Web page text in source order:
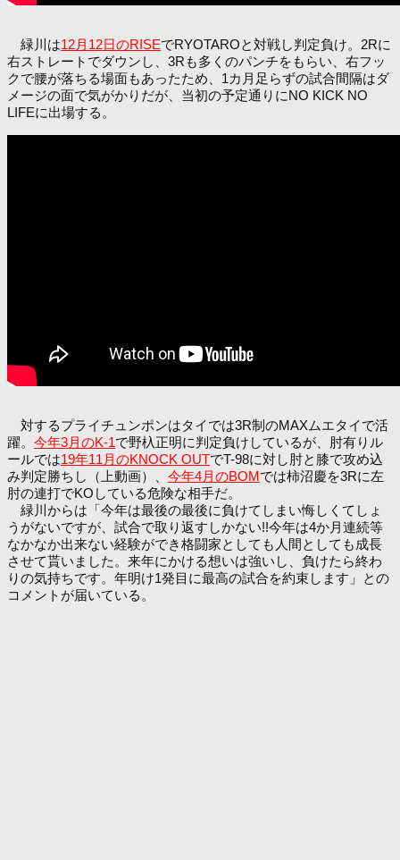
緑川は12月12日のRISEでRYOTAROと対戦し判定負け。2Rに
右ストレートでダウンし、3Rも多くのパンチをもらい、右フッ
クで腰が落ちる場面もあったため、1カ月足らずの試合間隔はダ
メージの面で気がかりだが、当初の予定通りにNO KICK NO
LIFEに出場する。
対するプライチュンポンはタイでは3R制のMAXムエタイで活
躍。 今年3月のK-1で野杁正明に判定負けしているが、肘有りル
ールでは19年11月のKNOCK OUTでT-98に対し肘と膝で攻め込
み判定勝ちし（上動画）、 今年4月のBOMでは柿沼慶を3Rに左
肘の連打でKOしている危険な相手だ。
緑川からは「今年は最後の最後に負けてしまい悔しくてしょ
うがないですが、試合で取り返すしかない!!今年は4か月連続等
なかなか出来ない経験ができ格闘家としても人間としても成長
させて貰いました。来年にかける想いは強いし、負けたら終わ
りの気持ちです。年明け1発目に最高の試合を約束します」との
コメントが届いている。